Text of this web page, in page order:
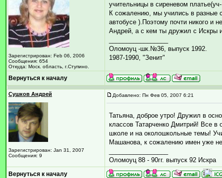
Зарегистрирован: Feb 06, 2006
Сообщения: 654
Откуда: Моск. область, г.Ступино.
учительницы в сиреневом
К сожалению, мы учились в разные
автобусе ).Поэтому почти никого и
Андрей, а с кем ты дружил с Искры и
Оломоуц -шк.№36, выпуск 1992.
1987-1990, "Зенит"
Вернуться к началу
Сушков Андрей
Зарегистрирован: Jan 31, 2007
Сообщения: 9
Добавлено: Пн Фев 05, 2007 6:21
Татьяна, доброе утро! Дружил в
классов Татарченко Дмитрий! Все
школе и на околошкольные темы!
Машанова, к сожалению имен уже
Оломоуц 88 - 90гг. выпуск 92 Искра
Вернуться к началу